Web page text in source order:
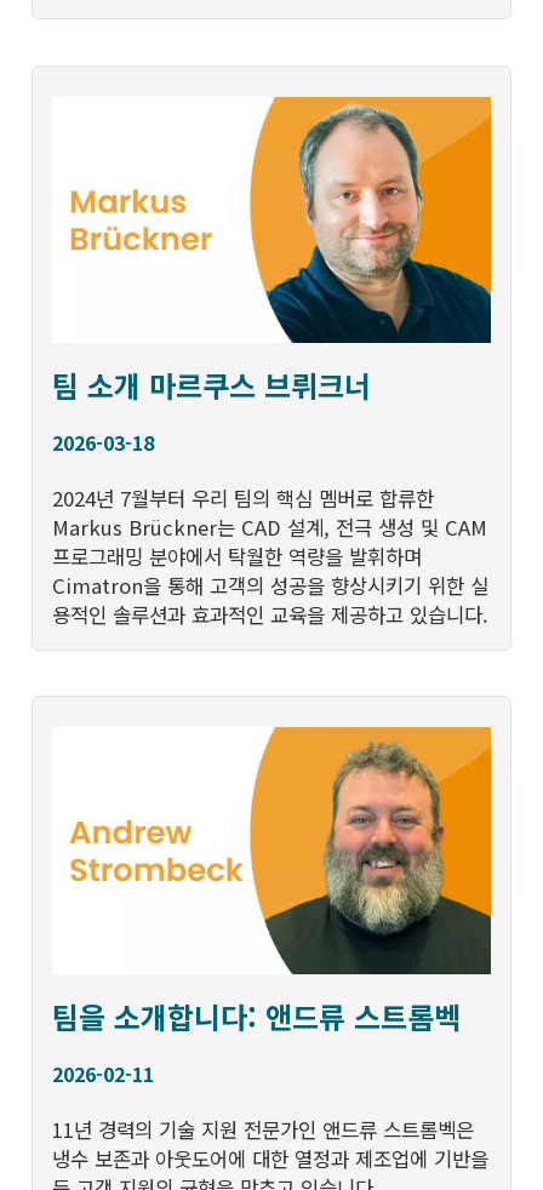
팀 소개 마르쿠스 브뤼크너
2026-03-18
2024년 7월부터 우리 팀의 핵심 멤버로 합류한
Markus Brückner는 CAD 설계, 전극 생성 및 CAM
프로그래밍 분야에서 탁월한 역량을 발휘하며
Cimatron을 통해 고객의 성공을 향상시키기 위한 실
용적인 솔루션과 효과적인 교육을 제공하고 있습니다.
팀을 소개합니다: 앤드류 스트롬벡
2026-02-11
11년 경력의 기술 지원 전문가인 앤드류 스트롬벡은
냉수 보존과 아웃도어에 대한 열정과 제조업에 기반을